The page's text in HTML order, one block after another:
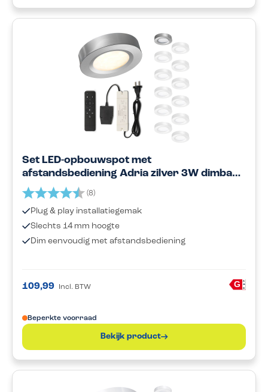
Set LED-opbouwspot met
afstandsbediening Adria zilver 3W dimbaar
1-12 stuks
Beoordeling: (8)
Plug & play installatiegemak
Slechts 14 mm hoogte
Dim eenvoudig met afstandsbediening
109,99 Incl. BTW G A
G
Beperkte voorraad
Bekijk product